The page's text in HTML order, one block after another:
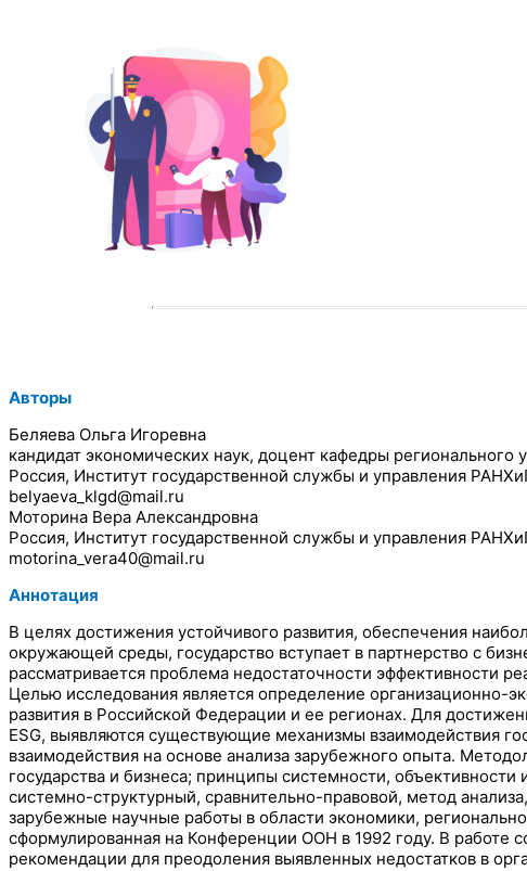
Авторы
Беляева Ольга Игоревна
кандидат экономических наук, доцент кафедры
Россия, Институт государственной службы и управления
belyaeva_klgd@mail.ru
Моторина Вера Александровна
Россия, Институт государственной службы и управления
motorina_vera40@mail.ru
Аннотация
В целях достижения устойчивого развития, обеспечения
окружающей среды, государство вступает в партнерство с
рассматривается проблема недостаточности эффективности
Целью исследования является определение организационно-
развития в Российской Федерации и ее регионах. Для
ESG, выявляются существующие механизмы взаимодействия
взаимодействия на основе анализа зарубежного опыта.
государства и бизнеса; принципы системности,
системно-структурный, сравнительно-правовой, метод
зарубежные научные работы в области экономики,
сформулированная на Конференции ООН в 1992 году. В работе
рекомендации для преодоления выявленных недостатков в